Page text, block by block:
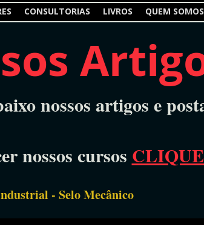
CONSULTORIAS LIVROS QUEM SOMOS
nossos artigos e
nossos cursos
- Selo Mecânico